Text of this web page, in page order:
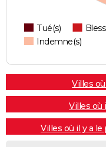
Tué(s)
Indemne(s)
Villes
Villes où
Villes où il y a